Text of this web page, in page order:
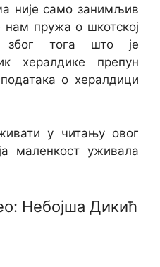
није само занимљив
нам пружа о шкотској
тога што је
хералдике препун
о хералдици
у читању овог
маленкост уживала
Небојша Дикић